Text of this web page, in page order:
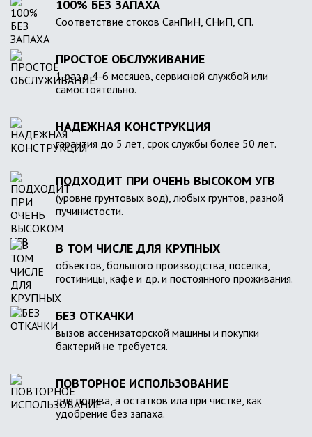
100% БЕЗ ЗАПАХА
Соответствие стоков СанПиН, СНиП, СП.
ПРОСТОЕ ОБСЛУЖИВАНИЕ
1 раз в 4-6 месяцев, сервисной службой или
самостоятельно.
НАДЕЖНАЯ КОНСТРУКЦИЯ
гарантия до 5 лет, срок службы более 50 лет.
ПОДХОДИТ ПРИ ОЧЕНЬ ВЫСОКОМ УГВ
(уровне грунтовых вод), любых грунтов, разной
пучинистости.
В ТОМ ЧИСЛЕ ДЛЯ КРУПНЫХ
объектов, большого производства, поселка,
гостиницы, кафе и др. и постоянного проживания.
БЕЗ ОТКАЧКИ
вызов ассенизаторской машины и покупки
бактерий не требуется.
ПОВТОРНОЕ ИСПОЛЬЗОВАНИЕ
для полива, а остатков ила при чистке, как
удобрение без запаха.